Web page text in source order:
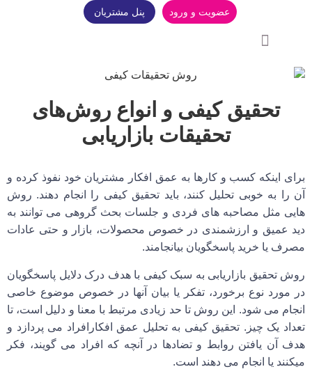
عضویت و ورود پنل مشتریان
تحقیق کیفی و انواع روش‌های
تحقیقات بازاریابی
برای اینکه کسب و کارها به عمق افکار مشتریان خود نفوذ کرده و
آن را به خوبی تحلیل کنند، باید تحقیق کیفی را انجام دهند. روش
هایی مثل مصاحبه های فردی و جلسات بحث گروهی می توانند به
دید عمیق و ارزشمندی در خصوص محصولات، بازار و حتی عادات
مصرف یا خرید پاسخگویان بیانجامند.
روش تحقیق بازاریابی به سبک کیفی با هدف درک دلایل پاسخگویان
در مورد نوع برخورد، تفکر یا بیان آنها در خصوص موضوع خاصی
انجام می شود. این روش تا حد زیادی مرتبط با معنا و دلیل است، تا
تعداد یک چیز. تحقیق کیفی به تحلیل عمق افکارافراد می پردازد و
هدف آن یافتن روابط و تضادها در آنچه که افراد می گویند، فکر
میکنند یا انجام می دهند است.